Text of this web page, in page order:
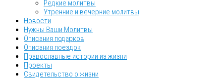
Редкие молитвы
Утренние и вечерние молитвы
Новости
Нужны Ваши Молитвы
Описания подарков
Описания поездок
Православные истории из жизни
Проекты
Свидетельство о жизни